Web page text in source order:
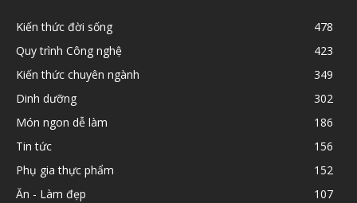
Kiến thức đời sống
478
Quy trình Công nghệ
423
Kiến thức chuyên ngành
349
Dinh dưỡng
302
Món ngon dễ làm
186
Tin tức
156
Phụ gia thực phẩm
152
Ăn - Làm đẹp
107